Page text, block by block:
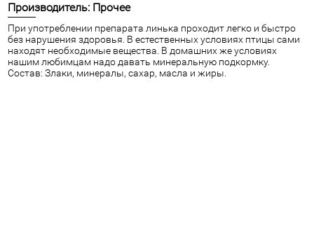
Производитель: Прочее
При употреблении препарата линька проходит легко и быстро
без нарушения здоровья. В естественных условиях птицы сами
находят необходимые вещества. В домашних же условиях
нашим любимцам надо давать минеральную подкормку.
Состав: Злаки, минералы, сахар, масла и жиры.